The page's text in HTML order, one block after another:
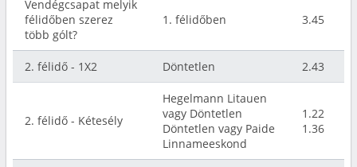
Vendégcsapat melyik
félidőben szerez
több gólt?
1. félidőben 3.45
2. félidő - 1X2 Döntetlen 2.43
2. félidő - Kétesély
Hegelmann Litauen
vagy Döntetlen
Döntetlen vagy Paide
Linnameeskond
1.22
1.36